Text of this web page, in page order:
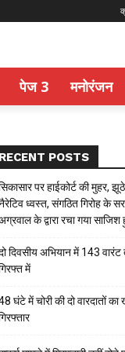
पेज 3 मनोरंजन
POSTS
पर हाईकोर्ट की मुहर,
ध्वस्त, संगठित गिरोह के
के द्वारा रचा गया
दिवसीय अभियान में 143
में
घंटे में चोरी की दो वारदातों